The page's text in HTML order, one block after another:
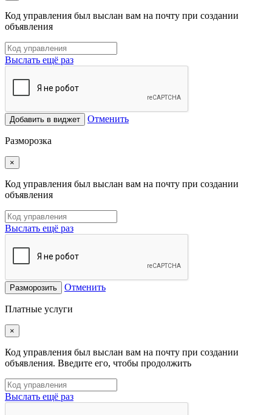
Код управления был выслан вам на почту при создании
объявления
Выслать ещё раз
Добавить в виджет Отменить
Разморозка
×
Код управления был выслан вам на почту при создании
объявления
Выслать ещё раз
Разморозить Отменить
Платные услуги
×
Код управления был выслан вам на почту при создании
объявления. Введите его, чтобы продолжить
Выслать ещё раз